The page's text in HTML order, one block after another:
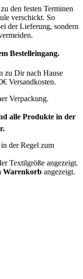
zu den festen Terminen
verschickt. So
der Lieferung, sondern
Bestelleingang.
zu Dir nach Hause
Versandkosten.
Verpackung.
alle Produkte in der
der Regel zum
Textilgröße angezeigt.
Warenkorb angezeigt.